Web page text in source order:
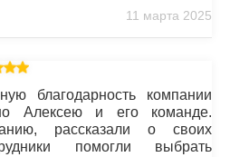
11 марта 2025
благодарность компании
Алексею и его команде.
рассказали о своих
помогли выбрать